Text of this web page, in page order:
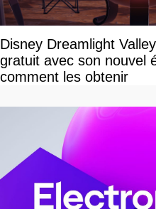
Disney Dreamlight
gratuit avec son nouvel
comment les obtenir